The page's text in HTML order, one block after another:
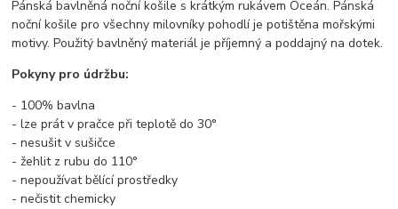
Pánská bavlněná noční košile s krátkým rukávem Oceán. Pánská
noční košile pro všechny milovníky pohodlí je potištěna mořskými
motivy. Použitý bavlněný materiál je příjemný a poddajný na dotek.
Pokyny pro údržbu:
- 100% bavlna
- lze prát v pračce při teplotě do 30°
- nesušit v sušičce
- žehlit z rubu do 110°
- nepoužívat bělící prostředky
- nečistit chemicky